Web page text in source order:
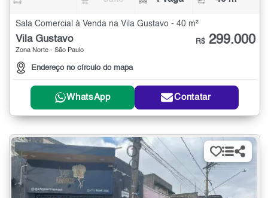
Sala Comercial à Venda na Vila Gustavo - 40 m²
Vila Gustavo
Zona Norte - São Paulo
Endereço no círculo do mapa
R$ 299.000
WhatsApp Contatar